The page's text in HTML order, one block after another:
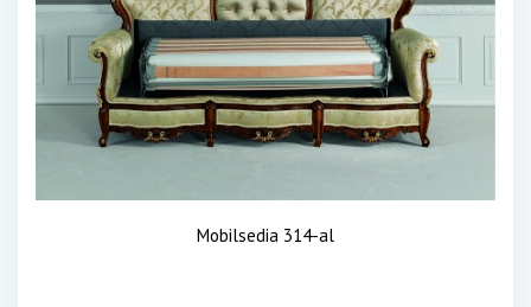
Mobilsedia 314-al